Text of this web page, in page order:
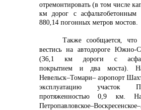
отремонтировать (в том числе
км дорог с
880,14 погонных метров мостов.
Также сообщается, что
вестись на автодороге Южно-
(36,1 км дороги с
покрытием и два моста). На
Невельск–Томари– аэропорт
эксплуатацию участок
протяженностью 0,9 км. На